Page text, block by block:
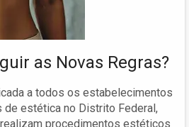
as Novas Regras?
a todos os estabelecimentos
estética no Distrito Federal,
procedimentos estéticos